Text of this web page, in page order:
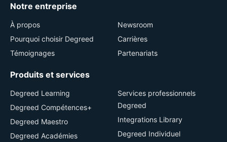
Notre entreprise
À propos
Pourquoi choisir Degreed
Témoignages
Newsroom
Carrières
Partenariats
Produits et services
Degreed Learning
Degreed Compétences+
Degreed Maestro
Degreed Académies
Services professionnels
Degreed
Integrations Library
Degreed Individuel